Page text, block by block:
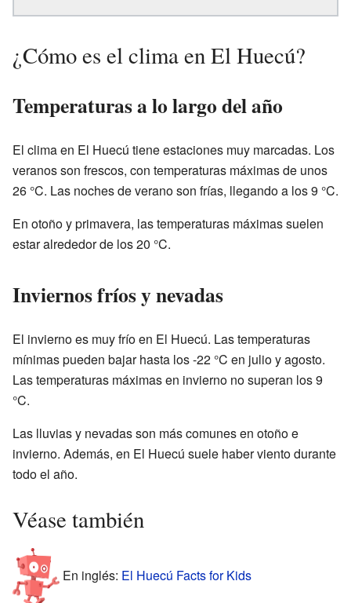
¿Cómo es el clima en El Huecú?
Temperaturas a lo largo del año
El clima en El Huecú tiene estaciones muy marcadas. Los
veranos son frescos, con temperaturas máximas de unos
26 °C. Las noches de verano son frías, llegando a los 9 °C.
En otoño y primavera, las temperaturas máximas suelen
estar alrededor de los 20 °C.
Inviernos fríos y nevadas
El invierno es muy frío en El Huecú. Las temperaturas
mínimas pueden bajar hasta los -22 °C en julio y agosto.
Las temperaturas máximas en invierno no superan los 9
°C.
Las lluvias y nevadas son más comunes en otoño e
invierno. Además, en El Huecú suele haber viento durante
todo el año.
Véase también
En inglés: El Huecú Facts for Kids